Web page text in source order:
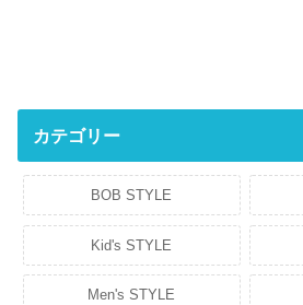
カテゴリー
BOB STYLE
Kid's STYLE
Men's STYLE